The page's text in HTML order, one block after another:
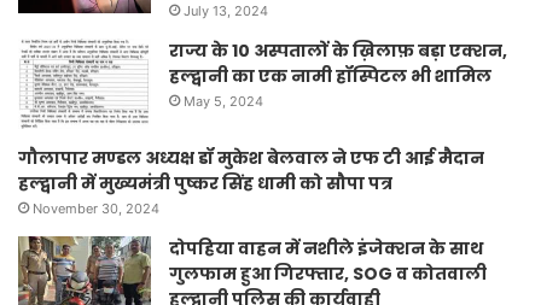
July 13, 2024
राज्य के 10 अस्पतालों के ख़िलाफ़ बड़ा एक्शन,
हल्द्वानी का एक नामी हॉस्पिटल भी शामिल
May 5, 2024
गौलापार मण्डल अध्यक्ष डॉ मुकेश बेलवाल ने एफ टी आई मैदान
हल्द्वानी में मुख्यमंत्री पुष्कर सिंह धामी को सौपा पत्र
November 30, 2024
दोपहिया वाहन में नशीले इंजेक्शन के साथ
गुलफाम हुआ गिरफ्तार, SOG व कोतवाली
हल्द्वानी पुलिस की कार्यवाही